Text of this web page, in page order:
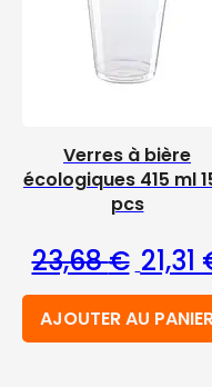
Verres à bière
écologiques 415 ml
pcs
23,68€ Le
21,31
AJOUTER AU